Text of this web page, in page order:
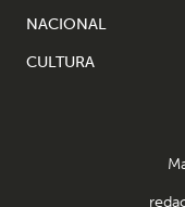
NACIONAL
CULTURA